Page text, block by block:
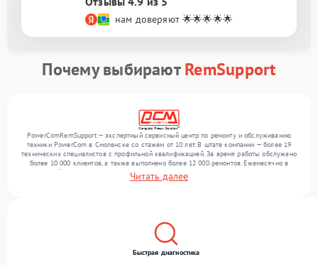
нам доверяют 🌟🌟🌟🌟🌟
Почему выбираютRemSupport
PowerComRemSupport — экспертный сервисный центр по ремонту и обслуживанию
техники PowerCom в Смоленске со стажем от 10 лет. В штате компании — более 19
технических специалистов с профильной квалификацией. За время работы обслужено
более 10 000 клиентов, а также выполнено более 12 000 ремонтов. Ежемесячно в
сервисный центр поступает свыше 300 единиц техники, включая , , . Мы устраняем
поломки любой сложности и предлагаем стабильный уровень сервиса благодаря
Читать далее
Быстрая диагностика